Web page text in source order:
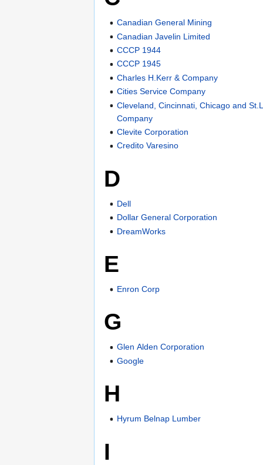
Canadian General Mining
Canadian Javelin Limited
CCCP 1944
CCCP 1945
Charles H.Kerr & Company
Cities Service Company
Cleveland, Cincinnati, Chicago and
Company
Clevite Corporation
Credito Varesino
D
Dell
Dollar General Corporation
DreamWorks
E
Enron Corp
G
Glen Alden Corporation
Google
H
Hyrum Belnap Lumber
I